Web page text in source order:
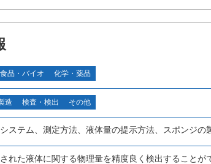
食品・バイオ 化学・薬品
造 検査・検出 その他
ステム、測定方法、液体量の提示方法、スポンジの
れた液体に関する物理量を精度良く検出すること